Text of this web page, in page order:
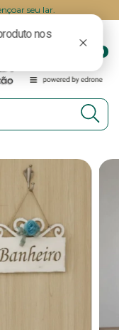
seu lar.
0